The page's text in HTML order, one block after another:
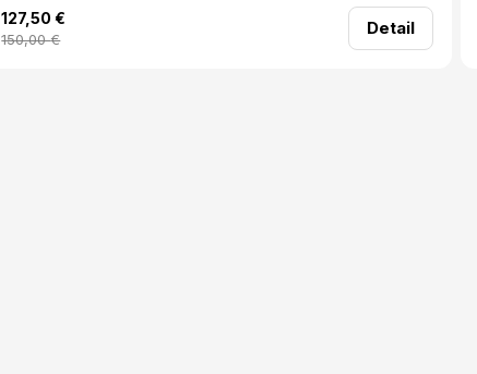
127,50€
150,00€
Detail